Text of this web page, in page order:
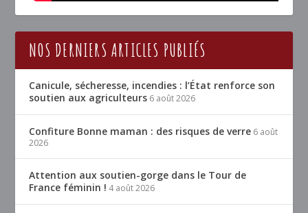
NOS DERNIERS ARTICLES PUBLIÉS
Canicule, sécheresse, incendies : l’État renforce son
soutien aux agriculteurs 6 août 2026
Confiture Bonne maman : des risques de verre 6 août
2026
Attention aux soutien-gorge dans le Tour de
France féminin ! 4 août 2026